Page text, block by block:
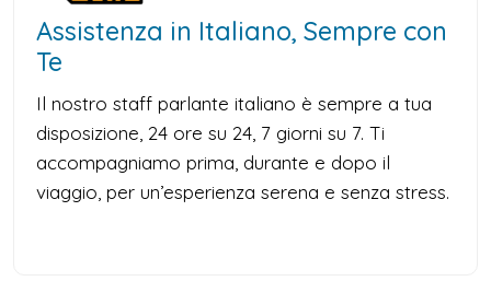
Assistenza in Italiano, Sempre con
Te
Il nostro staff parlante italiano è sempre a tua
disposizione, 24 ore su 24, 7 giorni su 7. Ti
accompagniamo prima, durante e dopo il
viaggio, per un’esperienza serena e senza stress.